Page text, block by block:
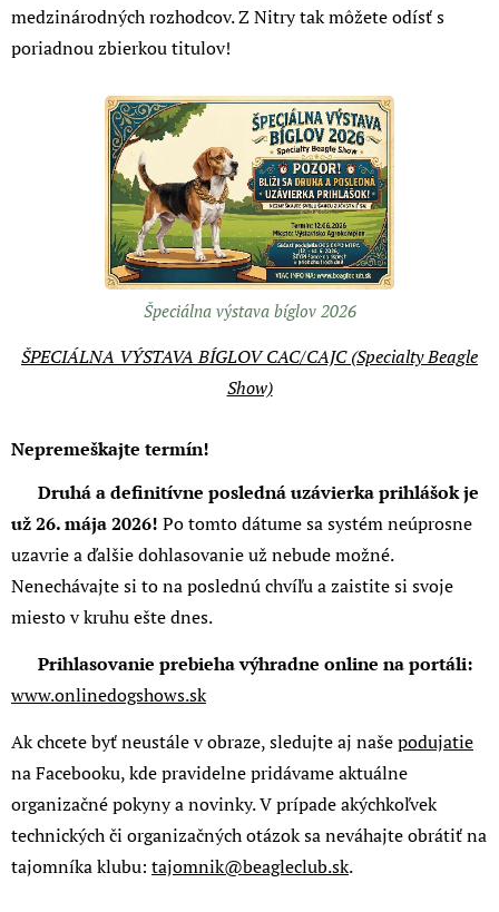
medzinárodných rozhodcov. Z Nitry tak môžete odísť s
poriadnou zbierkou titulov!
Špeciálna výstava bíglov 2026
ŠPECIÁLNA VÝSTAVA BÍGLOV CAC/CAJC (Specialty Beagle
Show)
Nepremeškajte termín!
Druhá a definitívne posledná uzávierka prihlášok je
už 26. mája 2026! Po tomto dátume sa systém neúprosne
uzavrie a ďalšie dohlasovanie už nebude možné.
Nenechávajte si to na poslednú chvíľu a zaistite si svoje
miesto v kruhu ešte dnes.
Prihlasovanie prebieha výhradne online na portáli:
www.onlinedogshows.sk
Ak chcete byť neustále v obraze, sledujte aj našepodujatie
na Facebooku, kde pravidelne pridávame aktuálne
organizačné pokyny a novinky. V prípade akýchkoľvek
technických či organizačných otázok sa neváhajte obrátiť na
tajomníka klubu: tajomnik@beagleclub.sk.